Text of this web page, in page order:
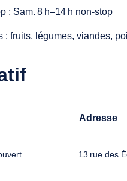
; Sam. 8 h–14 h non‑stop
: fruits, légumes, viandes,
Adresse
13 rue des